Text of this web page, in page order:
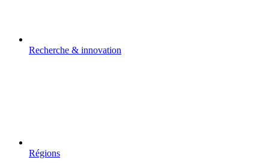
Recherche & innovation
Régions